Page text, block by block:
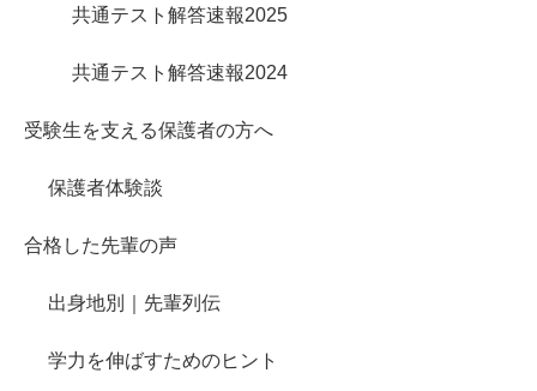
共通テスト解答速報2025
共通テスト解答速報2024
受験生を支える保護者の方へ
保護者体験談
合格した先輩の声
出身地別｜先輩列伝
学力を伸ばすためのヒント